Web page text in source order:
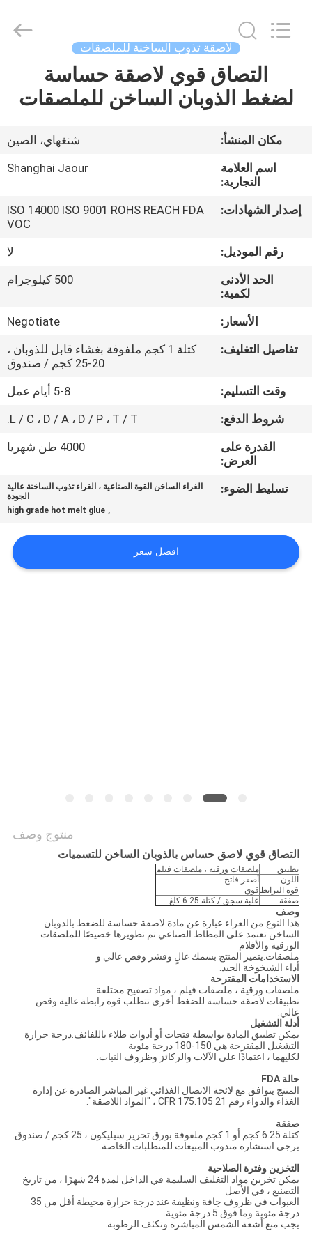
معلومات
المصنع
الجودة
أخبار
القضايا
عرض
أسعار
Adhesive
Products
لاصقة تذوب الساخنة للملصقات
التصاق قوي لاصقة حساسة
لضغط الذوبان الساخن للملصقات
مكان المنشأ:
شنغهاي، الصين
اسم العلامة
التجارية:
Shanghai Jaour
إصدار الشهادات:
ISO 14000 ISO 9001 ROHS REACH FDA
VOC
رقم الموديل:
لا
الحد الأدنى
لكمية:
500 كيلوجرام
الأسعار:
Negotiate
تفاصيل التغليف:
كتلة 1 كجم ملفوفة بغشاء قابل للذوبان ،
20-25 كجم / صندوق
وقت التسليم:
5-8 أيام عمل
شروط الدفع:
L / C ، D / A ، D / P ، T / T.
القدرة على
العرض:
4000 طن شهريا
تسليط الضوء:
الغراء الساخن القوة الصناعية ، الغراء تذوب الساخنة عالية
الجودة
,
high grade hot melt glue
افضل سعر
منتوج وصف
التصاق قوي لاصق حساس بالذوبان الساخن للتسميات
تطبيق
ملصقات ورقية ، ملصقات فيلم
اللون
أصفر فاتح
قوة الترابطقوي
صفقة
علبة سجق / كتلة 6.25 كلغ
وصف
هذا النوع من الغراء عبارة عن مادة لاصقة حساسة للضغط بالذوبان
الساخن تعتمد على المطاط الصناعي تم تطويرها خصيصًا للملصقات
الورقية والأفلام
ملصقات.يتميز المنتج بسمك عالٍ وقشر وقص عالي و
أداء الشيخوخة الجيد.
الاستخدامات المقترحة
ملصقات ورقية ، ملصقات فيلم ، مواد تصفيح مختلفة.
تطبيقات لاصقة حساسة للضغط أخرى تتطلب قوة رابطة عالية وقص
عالي.
أدلة التشغيل
يمكن تطبيق المادة بواسطة فتحات أو أدوات طلاء باللفائف.درجة حرارة
التشغيل المقترحة هي 150-180 درجة مئوية
لكليهما ، اعتمادًا على الآلات والركائز وظروف النبات.
حالة FDA
المنتج يتوافق مع لائحة الاتصال الغذائي غير المباشر الصادرة عن إدارة
الغذاء والدواء رقم 21 CFR 175.105 ، "المواد اللاصقة".
صفقة
كتلة 6.25 كجم أو 1 كجم ملفوفة بورق تحرير سيليكون ، 25 كجم / صندوق.
يرجى استشارة مندوب المبيعات للمتطلبات الخاصة.
التخزين وفترة الصلاحية
يمكن تخزين مواد التغليف السليمة في الداخل لمدة 24 شهرًا ، من تاريخ
التصنيع ، في الأصل
العبوات في ظروف جافة ونظيفة عند درجة حرارة محيطة أقل من 35
درجة مئوية وما فوق 5 درجة مئوية.
يجب منع أشعة الشمس المباشرة وتكثف الرطوبة.